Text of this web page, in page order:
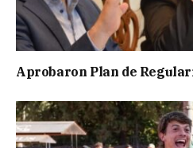
Aprobaron Plan de